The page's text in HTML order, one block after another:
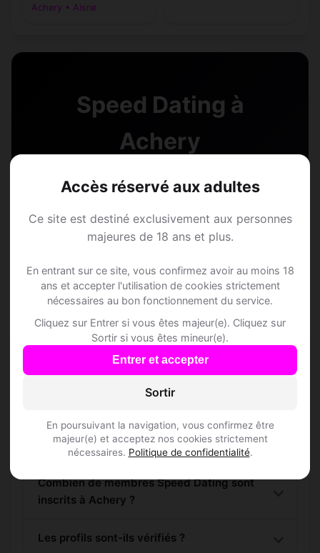
Accès réservé aux adultes
Ce site est destiné exclusivement aux personnes
majeures de 18 ans et plus.
En entrant sur ce site, vous confirmez avoir au moins 18
ans et accepter l'utilisation de cookies strictement
nécessaires au bon fonctionnement du service.
Cliquez sur Entrer si vous êtes majeur(e). Cliquez sur
Sortir si vous êtes mineur(e).
Entrer et accepter
Sortir
En poursuivant la navigation, vous confirmez être
majeur(e) et acceptez nos cookies strictement
nécessaires. Politique de confidentialité.
Achery • Aisne
Speed Dating à
Achery
Rejoins les membres de Achery et des
alentours !
S'inscrire gratuitement
Questions fréquentes
L'inscription est-elle gratuite ?
Combien de membres Speed Dating sont
inscrits à Achery ?
Les profils sont-ils vérifiés ?